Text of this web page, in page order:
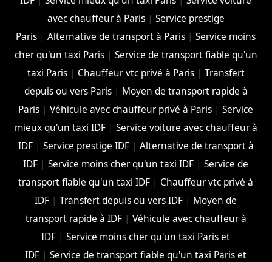
avec chauffeur à Paris| Service prestige
Paris |Alternative de transport à Paris |Service moins
cher qu'un taxi Paris| Service de transport fiable qu'un
taxi Paris| Chauffeur vtc privé à Paris| Transfert
depuis ou vers Paris| Moyen de transport rapide à
Paris |Véhicule avec chauffeur privé à Paris |Service
mieux qu'un taxi IDF| Service voiture avec chauffeur à
IDF| Service prestige IDF| Alternative de transport à
IDF |Service moins cher qu'un taxi IDF |Service de
transport fiable qu'un taxi IDF | Chauffeur vtc privé à
IDF |Transfert depuis ou vers IDF | Moyen de
transport rapide à IDF| Véhicule avec chauffeur à
IDF |Service moins cher qu'un taxi Paris et
IDF |Service de transport fiable qu'un taxi Paris et